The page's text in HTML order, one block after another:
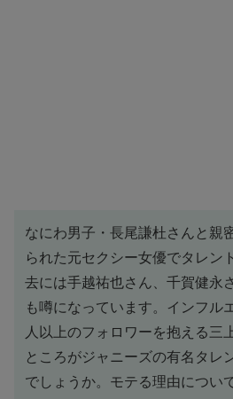
なにわ男子・長尾謙杜さんと親
られた元セクシー女優でタレン
去には手越祐也さん、千賀健永
も噂になっています。インフル
人以上のフォロワーを抱える三
ところがジャニーズの有名タレ
でしょうか。モテる理由につい